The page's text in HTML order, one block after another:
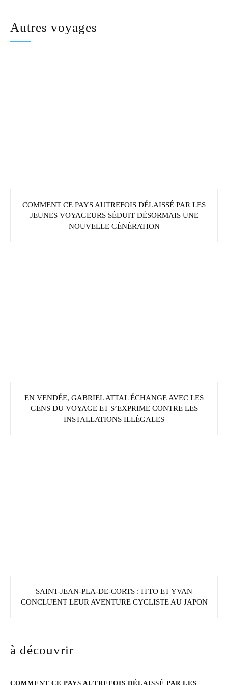
Autres voyages
COMMENT CE PAYS AUTREFOIS DÉLAISSÉ PAR LES
JEUNES VOYAGEURS SÉDUIT DÉSORMAIS UNE
NOUVELLE GÉNÉRATION
EN VENDÉE, GABRIEL ATTAL ÉCHANGE AVEC LES
GENS DU VOYAGE ET S’EXPRIME CONTRE LES
INSTALLATIONS ILLÉGALES
SAINT-JEAN-PLA-DE-CORTS : ITTO ET YVAN
CONCLUENT LEUR AVENTURE CYCLISTE AU JAPON
à découvrir
COMMENT CE PAYS AUTREFOIS DÉLAISSÉ PAR LES